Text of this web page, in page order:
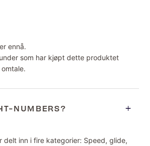
ennå.
som har kjøpt dette produktet
NUMBERS?
delt inn i fire kategorier: Speed, glide,